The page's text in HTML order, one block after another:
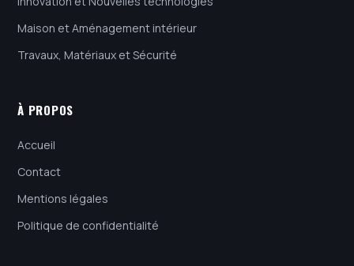
Maison et Aménagement intérieur
Travaux, Matériaux et Sécurité
À PROPOS
Accueil
Contact
Mentions légales
Politique de confidentialité